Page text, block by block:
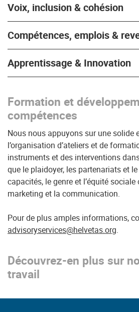
Voix, inclusion & cohésion
Compétences, emplois &
Apprentissage & Innovation
Formation et
compétences
Nous nous appuyons sur une solide
l’organisation d’ateliers et de
instruments et des interventions
que le plaidoyer, les partenariats et
capacités, le genre et l’équité sociale
marketing et la communication.
Pour de plus amples informations,
advisoryservices@helvetas.org.
Découvrez-en plus sur
travail